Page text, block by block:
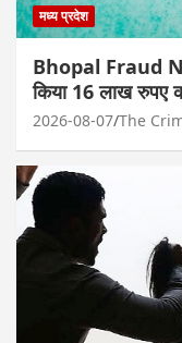
मध्य प्रदेश
Bhopal Fraud
किया 16 लाख रुपए
2026-08-07 The